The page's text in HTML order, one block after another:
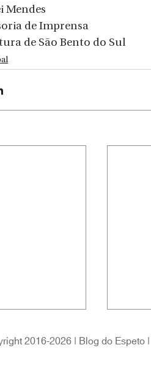
Mendes
de Imprensa
de São Bento do Sul
2016-2026 | Blog do Espeto